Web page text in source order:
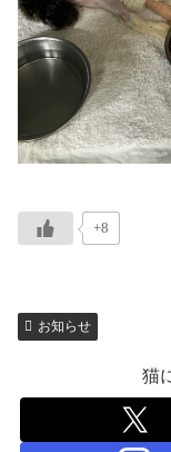
+8
お知らせ
猫